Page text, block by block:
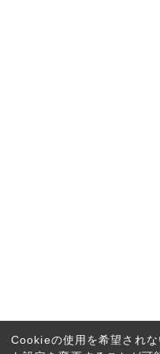
Cookieの使用を希望され